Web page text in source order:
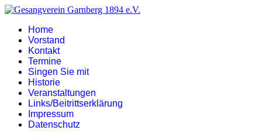
Home
Vorstand
Kontakt
Termine
Singen Sie mit
Historie
Veranstaltungen
Links/Beitrittserklärung
Impressum
Datenschutz